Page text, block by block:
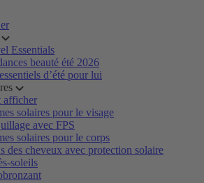
Essentials
beauté été 2026
d’été pour lui
afficher
solaires pour le visage
avec FPS
solaires pour le corps
des cheveux avec protection solaire
soleils